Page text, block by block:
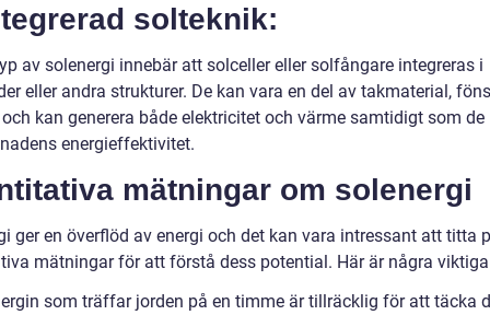
solteknik:
av solenergi innebär att solceller eller solfångare integreras i
eller andra strukturer. De kan vara en del av takmaterial,
kan generera både elektricitet och värme samtidigt som de
energieffektivitet.
mätningar om solenergi
ger en överflöd av energi och det kan vara intressant att titta
mätningar för att förstå dess potential. Här är några
som träffar jorden på en timme är tillräcklig för att täcka